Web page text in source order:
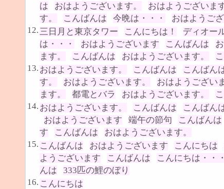
は
おはようございます。 おはようございます
す。
こんばんは 今晩は・・・
おはようござ
12.三日月と東京タワー こんにちは！ ディオー
は・・・
おはようございます こんばんは
ます。
こんばんは おはようございます。
13. おはようございます。 こんばんは こんばん
す。
おはようございます。 おはようござい
ます。
都電とバラ おはようございます。
14. おはようございます。 こんばんは こんばん
おはようございます
端午の節句 こんばんは
す
こんばんは
おはようございます。
15. こんばんは おはようございます こんにちは
ようございます
こんばんは こんにちは・・・
んは
333匹の鯉のぼり
16. こんにちは